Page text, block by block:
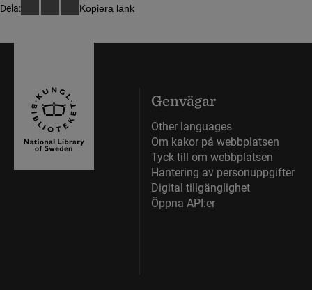
Dela: Kopiera länk
Genvägar
Other languages
Om kakor på webbplatsen
Tyck till om webbplatsen
Hantering av personuppgifter
Digital tillgänglighet
Öppna API:er